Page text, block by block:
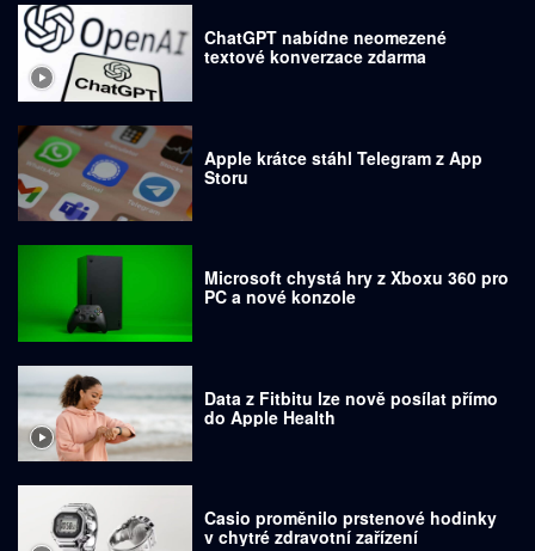
ChatGPT nabídne neomezené
textové konverzace zdarma
Apple krátce stáhl Telegram z App
Storu
Microsoft chystá hry z Xboxu 360 pro
PC a nové konzole
Data z Fitbitu lze nově posílat přímo
do Apple Health
Casio proměnilo prstenové hodinky
v chytré zdravotní zařízení